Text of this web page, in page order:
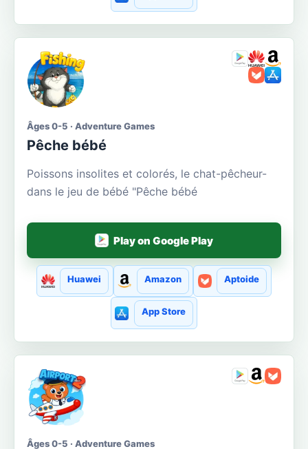
Âges 0-5 · Adventure Games
Pêche bébé
Poissons insolites et colorés, le chat-pêcheur-
dans le jeu de bébé "Pêche bébé
Play on Google Play
Huawei Amazon Aptoide
App Store
Âges 0-5 · Adventure Games